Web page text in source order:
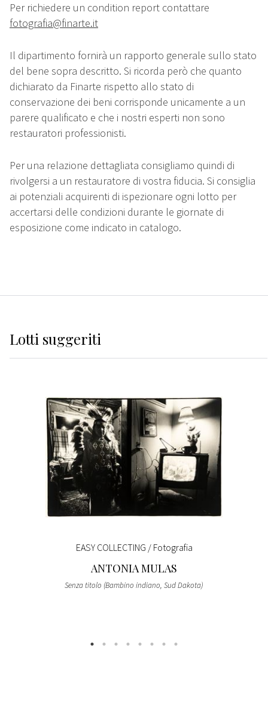
Per richiedere un condition report contattare
fotografia@finarte.it
Il dipartimento fornirà un rapporto generale sullo stato
del bene sopra descritto. Si ricorda però che quanto
dichiarato da Finarte rispetto allo stato di
conservazione dei beni corrisponde unicamente a un
parere qualificato e che i nostri esperti non sono
restauratori professionisti.
Per una relazione dettagliata consigliamo quindi di
rivolgersi a un restauratore di vostra fiducia. Si consiglia
ai potenziali acquirenti di ispezionare ogni lotto per
accertarsi delle condizioni durante le giornate di
esposizione come indicato in catalogo.
Lotti suggeriti
EASY COLLECTING / Fotografia
ANTONIA MULAS
Senza titolo (Bambino indiano, Sud Dakota)